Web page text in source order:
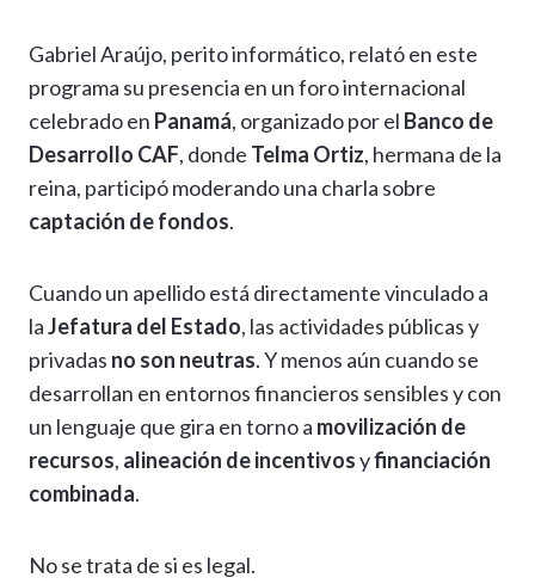
p
k
k
r
Gabriel Araújo, perito informático, relató en este
programa su presencia en un foro internacional
celebrado en Panamá, organizado por el Banco de
Desarrollo CAF, donde Telma Ortiz, hermana de la
reina, participó moderando una charla sobre
captación de fondos.
Cuando un apellido está directamente vinculado a
laJefatura del Estado, las actividades públicas y
privadas no son neutras. Y menos aún cuando se
desarrollan en entornos financieros sensibles y con
un lenguaje que gira en torno a movilización de
recursos, alineación de incentivosyfinanciación
combinada.
No se trata de si es legal.